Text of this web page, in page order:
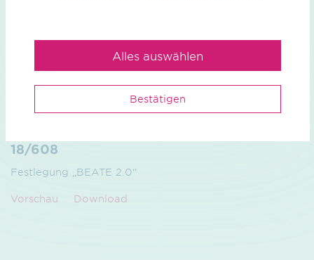
Marktinformation Erdgas/Biogas / pdf / 508.00 KB
18/608
Festlegung „BEATE 2.0“
Vorschau Download
Bestätigen
Alles auswählen